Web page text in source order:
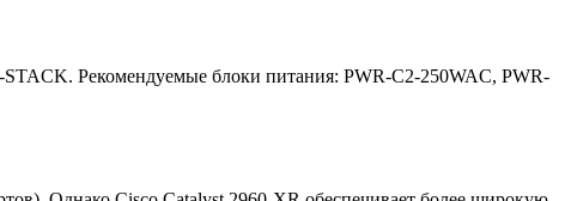
Рекомендуемые блоки питания: PWR-C2-250WAC, PWR-